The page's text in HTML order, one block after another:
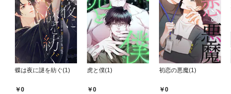
蝶は夜に謎を紡ぐ(1)
0
虎と僕(1)
0
初恋の悪魔(1)
0